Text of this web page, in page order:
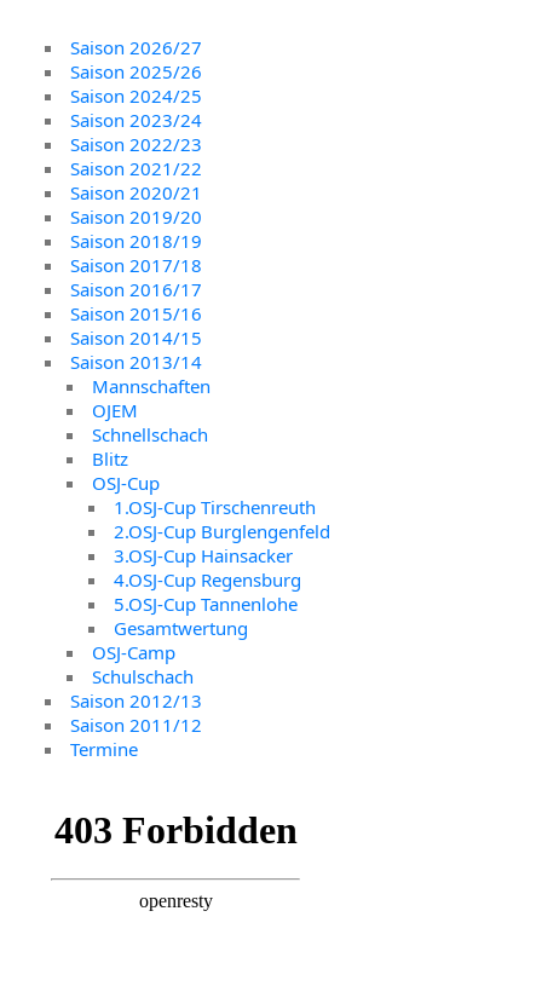
Saison 2026/27
Saison 2025/26
Saison 2024/25
Saison 2023/24
Saison 2022/23
Saison 2021/22
Saison 2020/21
Saison 2019/20
Saison 2018/19
Saison 2017/18
Saison 2016/17
Saison 2015/16
Saison 2014/15
Saison 2013/14
Mannschaften
OJEM
Schnellschach
Blitz
OSJ-Cup
1.OSJ-Cup Tirschenreuth
2.OSJ-Cup Burglengenfeld
3.OSJ-Cup Hainsacker
4.OSJ-Cup Regensburg
5.OSJ-Cup Tannenlohe
Gesamtwertung
OSJ-Camp
Schulschach
Saison 2012/13
Saison 2011/12
Termine